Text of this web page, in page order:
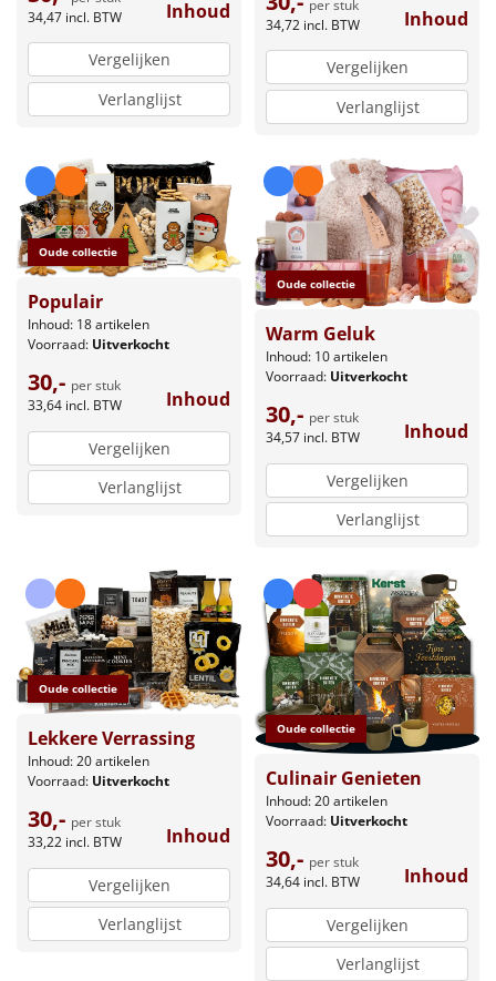
34,47 incl. BTW Inhoud
Vergelijken
Verlanglijst
per stuk
34,72 incl. BTW Inhoud
Vergelijken
Verlanglijst
Oude collectie
Populair
Inhoud: 18 artikelen
Voorraad: Uitverkocht
30,- per stuk
33,64 incl. BTW Inhoud
Vergelijken
Verlanglijst
Oude collectie
Warm Geluk
Inhoud: 10 artikelen
Voorraad: Uitverkocht
30,- per stuk
34,57 incl. BTW Inhoud
Vergelijken
Verlanglijst
Oude collectie
Lekkere Verrassing
Inhoud: 20 artikelen
Voorraad: Uitverkocht
30,- per stuk
33,22 incl. BTW Inhoud
Vergelijken
Verlanglijst
Oude collectie
Culinair Genieten
Inhoud: 20 artikelen
Voorraad: Uitverkocht
30,- per stuk
34,64 incl. BTW Inhoud
Vergelijken
Verlanglijst